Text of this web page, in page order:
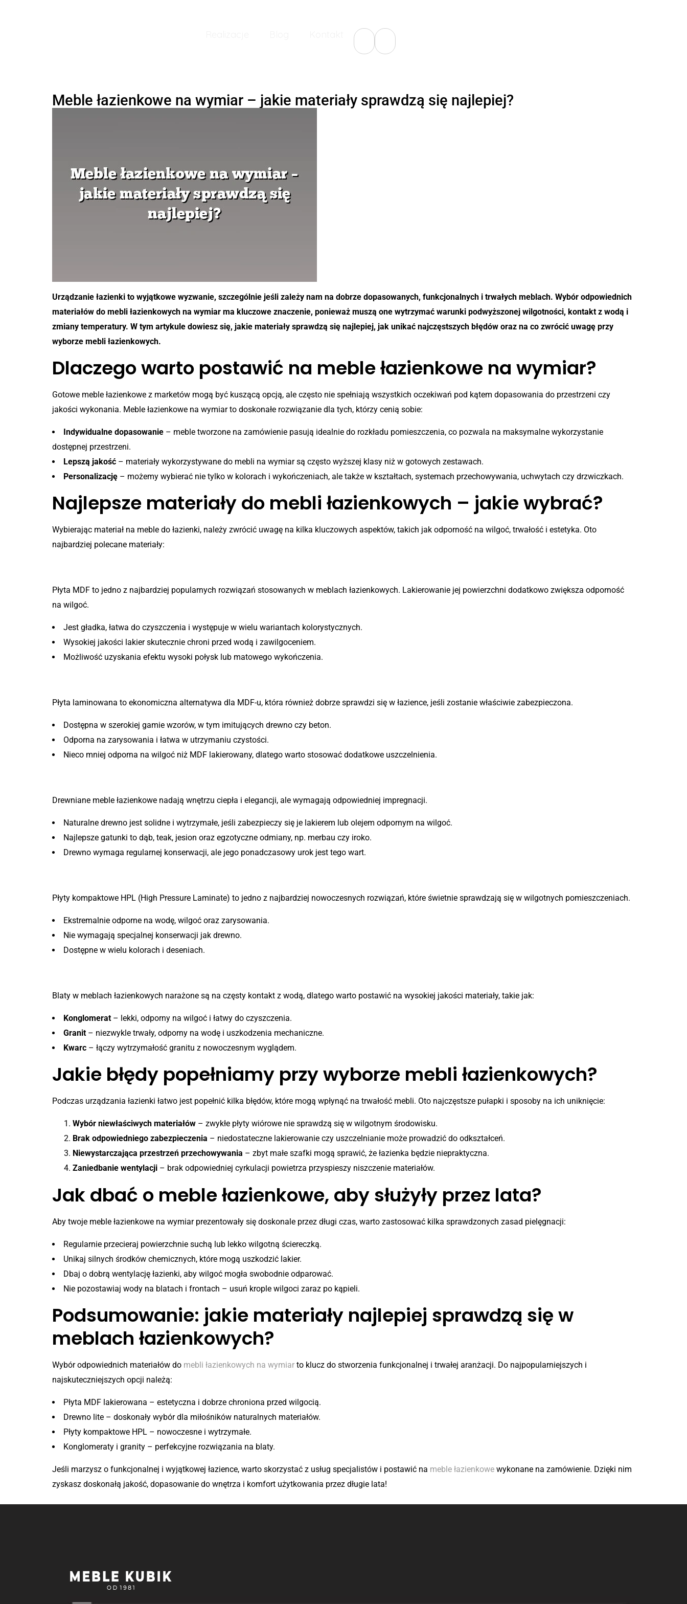
Meble łazienkowe na wymiar – jakie materiały sprawdzą się najlepiej?
Urządzanie łazienki to wyjątkowe wyzwanie, szczególnie jeśli zależy nam na dobrze dopasowanych, funkcjonalnych i trwałych meblach. Wybór odpowiednich
materiałów do mebli łazienkowych na wymiar ma kluczowe znaczenie, ponieważ muszą one wytrzymać warunki podwyższonej wilgotności, kontakt z wodą i
zmiany temperatury. W tym artykule dowiesz się, jakie materiały sprawdzą się najlepiej, jak unikać najczęstszych błędów oraz na co zwrócić uwagę przy
wyborze mebli łazienkowych.
Dlaczego warto postawić na meble łazienkowe na wymiar?
Gotowe meble łazienkowe z marketów mogą być kuszącą opcją, ale często nie spełniają wszystkich oczekiwań pod kątem dopasowania do przestrzeni czy
jakości wykonania. Meble łazienkowe na wymiar to doskonałe rozwiązanie dla tych, którzy cenią sobie:
Indywidualne dopasowanie – meble tworzone na zamówienie pasują idealnie do rozkładu pomieszczenia, co pozwala na maksymalne wykorzystanie
dostępnej przestrzeni.
Lepszą jakość – materiały wykorzystywane do mebli na wymiar są często wyższej klasy niż w gotowych zestawach.
Personalizację – możemy wybierać nie tylko w kolorach i wykończeniach, ale także w kształtach, systemach przechowywania, uchwytach czy drzwiczkach.
Najlepsze materiały do mebli łazienkowych – jakie wybrać?
Wybierając materiał na meble do łazienki, należy zwrócić uwagę na kilka kluczowych aspektów, takich jak odporność na wilgoć, trwałość i estetyka. Oto
najbardziej polecane materiały:
Płyta MDF to jedno z najbardziej popularnych rozwiązań stosowanych w meblach łazienkowych. Lakierowanie jej powierzchni dodatkowo zwiększa odporność
na wilgoć.
Jest gładka, łatwa do czyszczenia i występuje w wielu wariantach kolorystycznych.
Wysokiej jakości lakier skutecznie chroni przed wodą i zawilgoceniem.
Możliwość uzyskania efektu wysoki połysk lub matowego wykończenia.
Płyta laminowana to ekonomiczna alternatywa dla MDF-u, która również dobrze sprawdzi się w łazience, jeśli zostanie właściwie zabezpieczona.
Dostępna w szerokiej gamie wzorów, w tym imitujących drewno czy beton.
Odporna na zarysowania i łatwa w utrzymaniu czystości.
Nieco mniej odporna na wilgoć niż MDF lakierowany, dlatego warto stosować dodatkowe uszczelnienia.
Drewniane meble łazienkowe nadają wnętrzu ciepła i elegancji, ale wymagają odpowiedniej impregnacji.
Naturalne drewno jest solidne i wytrzymałe, jeśli zabezpieczy się je lakierem lub olejem odpornym na wilgoć.
Najlepsze gatunki to dąb, teak, jesion oraz egzotyczne odmiany, np. merbau czy iroko.
Drewno wymaga regularnej konserwacji, ale jego ponadczasowy urok jest tego wart.
Płyty kompaktowe HPL (High Pressure Laminate) to jedno z najbardziej nowoczesnych rozwiązań, które świetnie sprawdzają się w wilgotnych pomieszczeniach.
Ekstremalnie odporne na wodę, wilgoć oraz zarysowania.
Nie wymagają specjalnej konserwacji jak drewno.
Dostępne w wielu kolorach i deseniach.
Blaty w meblach łazienkowych narażone są na częsty kontakt z wodą, dlatego warto postawić na wysokiej jakości materiały, takie jak:
Konglomerat – lekki, odporny na wilgoć i łatwy do czyszczenia.
Granit – niezwykle trwały, odporny na wodę i uszkodzenia mechaniczne.
Kwarc – łączy wytrzymałość granitu z nowoczesnym wyglądem.
Jakie błędy popełniamy przy wyborze mebli łazienkowych?
Podczas urządzania łazienki łatwo jest popełnić kilka błędów, które mogą wpłynąć na trwałość mebli. Oto najczęstsze pułapki i sposoby na ich uniknięcie:
Wybór niewłaściwych materiałów – zwykłe płyty wiórowe nie sprawdzą się w wilgotnym środowisku.
Brak odpowiedniego zabezpieczenia – niedostateczne lakierowanie czy uszczelnianie może prowadzić do odkształceń.
Niewystarczająca przestrzeń przechowywania – zbyt małe szafki mogą sprawić, że łazienka będzie niepraktyczna.
Zaniedbanie wentylacji – brak odpowiedniej cyrkulacji powietrza przyspieszy niszczenie materiałów.
Jak dbać o meble łazienkowe, aby służyły przez lata?
Aby twoje meble łazienkowe na wymiar prezentowały się doskonale przez długi czas, warto zastosować kilka sprawdzonych zasad pielęgnacji:
Regularnie przecieraj powierzchnie suchą lub lekko wilgotną ściereczką.
Unikaj silnych środków chemicznych, które mogą uszkodzić lakier.
Dbaj o dobrą wentylację łazienki, aby wilgoć mogła swobodnie odparować.
Nie pozostawiaj wody na blatach i frontach – usuń krople wilgoci zaraz po kąpieli.
Podsumowanie: jakie materiały najlepiej sprawdzą się w
meblach łazienkowych?
Wybór odpowiednich materiałów do mebli łazienkowych na wymiar to klucz do stworzenia funkcjonalnej i trwałej aranżacji. Do najpopularniejszych i
najskuteczniejszych opcji należą:
Płyta MDF lakierowana – estetyczna i dobrze chroniona przed wilgocią.
Drewno lite – doskonały wybór dla miłośników naturalnych materiałów.
Płyty kompaktowe HPL – nowoczesne i wytrzymałe.
Konglomeraty i granity – perfekcyjne rozwiązania na blaty.
Jeśli marzysz o funkcjonalnej i wyjątkowej łazience, warto skorzystać z usług specjalistów i postawić na meble łazienkowe wykonane na zamówienie. Dzięki nim
zyskasz doskonałą jakość, dopasowanie do wnętrza i komfort użytkowania przez długie lata!